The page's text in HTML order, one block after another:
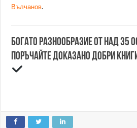
Вълчанов.
Богато разнообразие от над 35
Поръчайте доказано добри